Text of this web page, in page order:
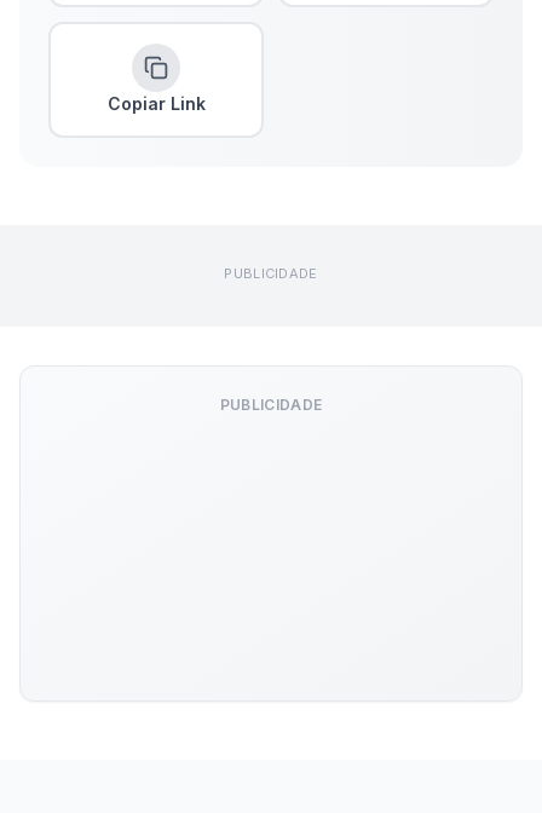
Copiar Link
PUBLICIDADE
PUBLICIDADE